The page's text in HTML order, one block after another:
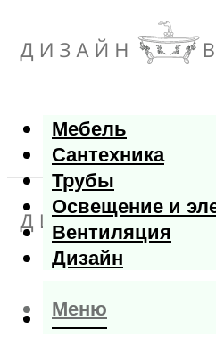
Мебель
Сантехника
Трубы
Освещение и
Вентиляция
Дизайн
Меню
Меню